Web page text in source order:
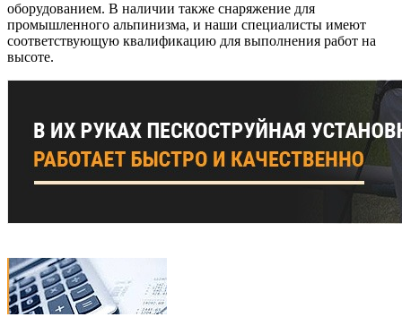
оборудованием. В наличии также снаряжение для
промышленного альпинизма, и наши специалисты имеют
соответствующую квалификацию для выполнения работ на
высоте.